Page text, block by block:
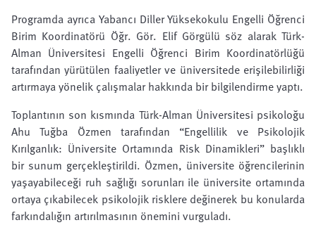
Programda ayrıca Yabancı Diller Yüksekokulu Engelli Öğrenci
Birim Koordinatörü Öğr. Gör. Elif Görgülü söz alarak Türk-
Alman Üniversitesi Engelli Öğrenci Birim Koordinatörlüğü
tarafından yürütülen faaliyetler ve üniversitede erişilebilirliği
artırmaya yönelik çalışmalar hakkında bir bilgilendirme yaptı.
Toplantının son kısmında Türk-Alman Üniversitesi psikoloğu
Ahu Tuğba Özmen tarafından “Engellilik ve Psikolojik
Kırılganlık: Üniversite Ortamında Risk Dinamikleri” başlıklı
bir sunum gerçekleştirildi. Özmen, üniversite öğrencilerinin
yaşayabileceği ruh sağlığı sorunları ile üniversite ortamında
ortaya çıkabilecek psikolojik risklere değinerek bu konularda
farkındalığın artırılmasının önemini vurguladı.